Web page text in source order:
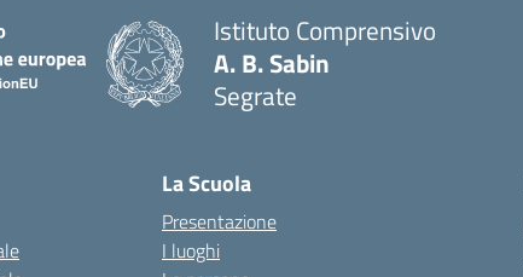
Istituto Comprensivo
A. B. Sabin
Segrate
La Scuola
Presentazione
I luoghi